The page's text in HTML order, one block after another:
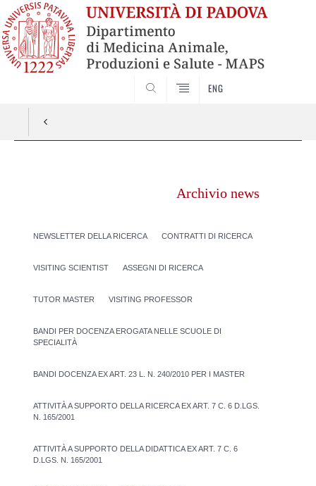
ENG
Archivio news
NEWSLETTER DELLA RICERCA CONTRATTI DI RICERCA
VISITING SCIENTIST ASSEGNI DI RICERCA
TUTOR MASTER VISITING PROFESSOR
BANDI PER DOCENZA EROGATA NELLE SCUOLE DI
SPECIALITÀ
BANDI DOCENZA EX ART. 23 L. N. 240/2010 PER I MASTER
ATTIVITÀ A SUPPORTO DELLA RICERCA EX ART. 7 C. 6 D.LGS.
N. 165/2001
ATTIVITÀ A SUPPORTO DELLA DIDATTICA EX ART. 7 C. 6
D.LGS. N. 165/2001